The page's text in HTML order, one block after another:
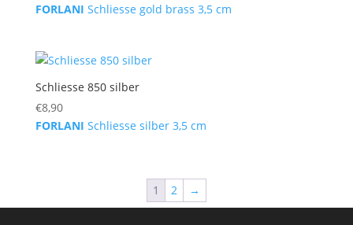
FORLANI Schliesse gold brass 3,5 cm
Schliesse 850 silber
€8,90
FORLANI Schliesse silber 3,5 cm
1 2 →